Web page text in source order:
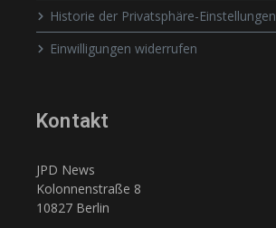
Historie der Privatsphäre-Einstellungen
Einwilligungen widerrufen
Kontakt
JPD News
Kolonnenstraße 8
10827 Berlin